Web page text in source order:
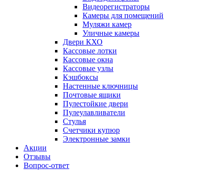
Видеорегистраторы
Камеры для помещений
Муляжи камер
Уличные камеры
Двери КХО
Кассовые лотки
Кассовые окна
Кассовые узлы
Кэшбоксы
Настенные ключницы
Почтовые ящики
Пулестойкие двери
Пулеулавливатели
Стулья
Счетчики купюр
Электронные замки
Акции
Отзывы
Вопрос-ответ